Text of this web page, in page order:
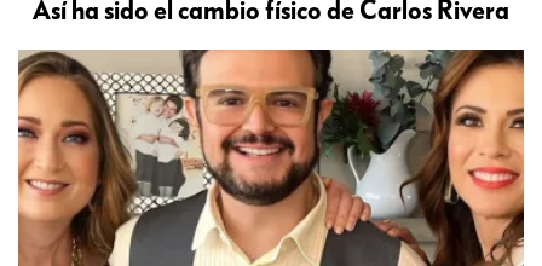
Así ha sido el cambio físico de Carlos Rivera